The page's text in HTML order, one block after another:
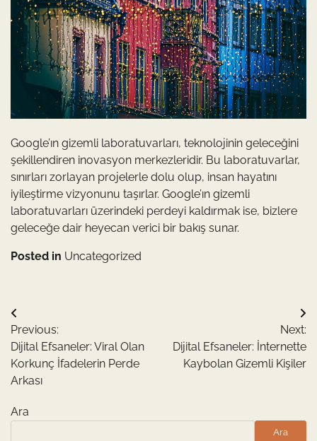
Google’ın gizemli laboratuvarları, teknolojinin geleceğini
şekillendiren inovasyon merkezleridir. Bu laboratuvarlar,
sınırları zorlayan projelerle dolu olup, insan hayatını
iyileştirme vizyonunu taşırlar. Google’ın gizemli
laboratuvarları üzerindeki perdeyi kaldırmak ise, bizlere
geleceğe dair heyecan verici bir bakış sunar.
Posted in Uncategorized
Yazı
gezinmesi
Previous:
Dijital Efsaneler: Viral Olan
Korkunç İfadelerin Perde
Arkası
Next:
Dijital Efsaneler: İnternette
Kaybolan Gizemli Kişiler
Ara
Ara